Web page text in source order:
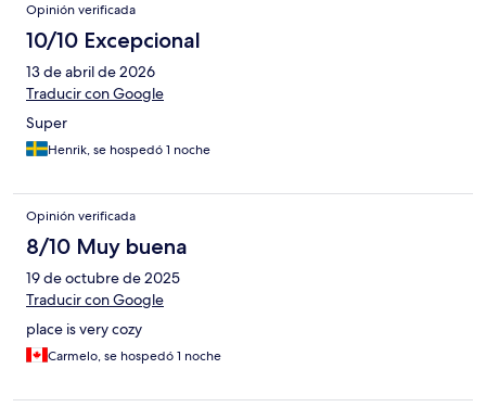
Opinión verificada
10/10 Excepcional
13 de abril de 2026
Traducir con Google
Super
Henrik, se hospedó 1 noche
Opinión verificada
8/10 Muy buena
19 de octubre de 2025
Traducir con Google
place is very cozy
Carmelo, se hospedó 1 noche